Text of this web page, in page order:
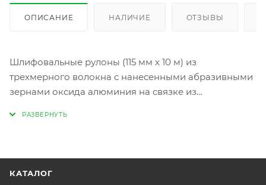
ОПИСАНИЕ НАЛИЧИЕ ОТЗЫВЫ
Шлифовальные рулоны (115 мм x 10 м) из
трехмерного волокна с нанесенными абразивными
зернами оксида алюминия на связке из
КАТАЛОГ